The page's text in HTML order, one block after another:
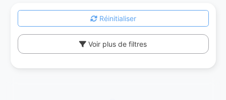
Réinitialiser
Voir plus de filtres